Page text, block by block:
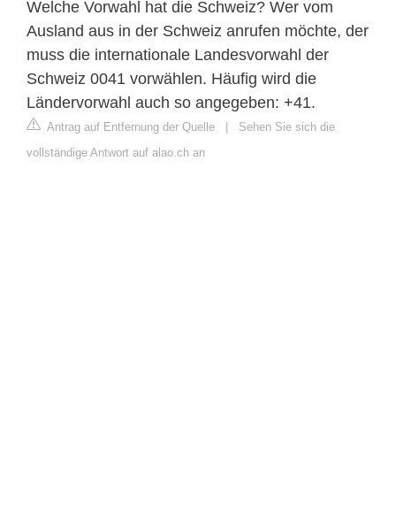
Welche Vorwahl hat die Schweiz? Wer vom
Ausland aus in der Schweiz anrufen möchte, der
muss die internationale Landesvorwahl der
Schweiz 0041 vorwählen. Häufig wird die
Ländervorwahl auch so angegeben: +41.
Antrag auf Entfernung der Quelle | Sehen Sie sich die
vollständige Antwort auf alao.ch an